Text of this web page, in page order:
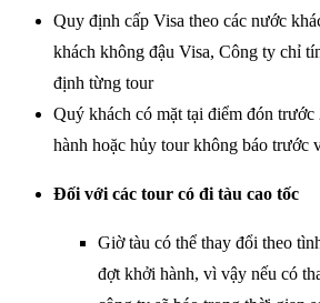
Quy định cấp Visa theo các nước
khách không đậu Visa, Công ty chỉ
định từng tour
Quý khách có mặt tại điểm đón
hành hoặc hủy tour không báo trước
Đối với các tour có đi tàu cao tốc
Giờ tàu có thể thay đổi theo
đợt khởi hành, vì vậy nếu có